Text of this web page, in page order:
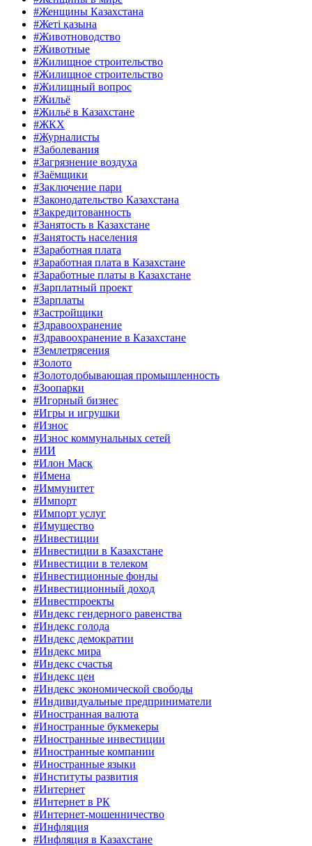
#Женщины Казахстана
#Жеті қазына
#Животноводство
#Животные
#Жилищное строительство
#Жилищное строительство
#Жилищный вопрос
#Жильё
#Жильё в Казахстане
#ЖКХ
#Журналисты
#Заболевания
#Загрязнение воздуха
#Заёмщики
#Заключение пари
#Законодательство Казахстана
#Закредитованность
#Занятость в Казахстане
#Занятость населения
#Заработная плата
#Заработная плата в Казахстане
#Заработные платы в Казахстане
#Зарплатный проект
#Зарплаты
#Застройщики
#Здравоохранение
#Здравоохранение в Казахстане
#Землетрясения
#Золото
#Золотодобывающая промышленность
#Зоопарки
#Игорный бизнес
#Игры и игрушки
#Износ
#Износ коммунальных сетей
#ИИ
#Илон Маск
#Имена
#Иммунитет
#Импорт
#Импорт услуг
#Имущество
#Инвестиции
#Инвестиции в Казахстане
#Инвестиции в телеком
#Инвестиционные фонды
#Инвестиционный доход
#Инвестпроекты
#Индекс гендерного равенства
#Индекс голода
#Индекс демократии
#Индекс мира
#Индекс счастья
#Индекс цен
#Индекс экономической свободы
#Индивидуальные предприниматели
#Иностранная валюта
#Иностранные букмекеры
#Иностранные инвестиции
#Иностранные компании
#Иностранные языки
#Институты развития
#Интернет
#Интернет в РК
#Интернет-мошенничество
#Инфляция
#Инфляция в Казахстане